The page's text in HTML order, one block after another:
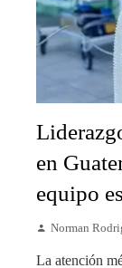
en
equipo
Norman
La atención